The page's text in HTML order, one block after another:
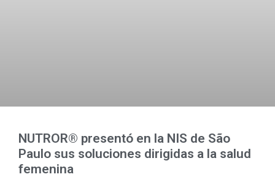
NUTROR® presentó en la NIS de São
Paulo sus soluciones dirigidas a la salud
femenina